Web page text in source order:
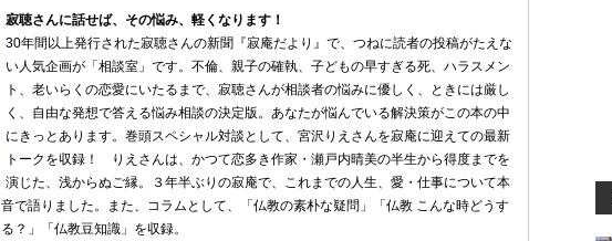
寂聴さんに話せば、その悩み、軽くなります！
30年間以上発行された寂聴さんの新聞『寂庵だより』で、つねに読者の投稿がたえな
い人気企画が「相談室」です。不倫、親子の確執、子どもの早すぎる死、ハラスメン
ト、老いらくの恋愛にいたるまで、寂聴さんが相談者の悩みに優しく、ときには厳し
く、自由な発想で答える悩み相談の決定版。あなたが悩んでいる解決策がこの本の中
にきっとあります。巻頭スペシャル対談として、宮沢りえさんを寂庵に迎えての最新
トークを収録！ りえさんは、かつて恋多き作家・瀬戸内晴美の半生から得度までを
演じた、浅からぬご縁。３年半ぶりの寂庵で、これまでの人生、愛・仕事について本
音で語りました。また、コラムとして、「仏教の素朴な疑問」「仏教 こんな時どうす
る？」「仏教豆知識」を収録。